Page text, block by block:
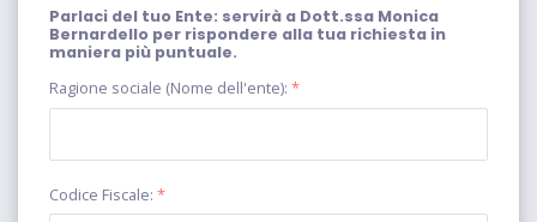
Parlaci del tuo Ente: servirà a Dott.ssa Monica
Bernardello per rispondere alla tua richiesta in
maniera più puntuale.
Ragione sociale (Nome dell'ente): *
Codice Fiscale: *